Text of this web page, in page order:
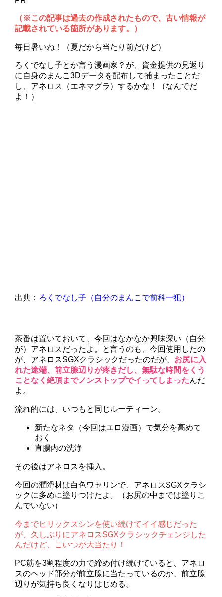
（※この記事は過去の作成されたもので、古い情報が
記載されている箇所があります。）
毎日暑いね！（夏だから当たり前だけど）
ろくでなし子とか言う漫画家？が、資金提供の見返り
に自身のまんこ3Dデータを配布して捕まったことだ
し、アネロス（エネマグラ）するかな！（なんでだ
よ！）
出典： ろくでなし子（自分のまんこで前科一犯）
茶番は置いておいて、今回はなかなか興味深い（自分
が）アネロスだったよ。と言うのも、今回使用したの
が、アネロスSGXクラシックだったのだが、 お尻に入
れた途端、前立腺辺りが疼きだし、無駄な時間をくう
ことなく絶頂までノンストップでイってしまったんだ
よ。
流れ的には、いつもと同じルーティーン。
新たなネタ（今回はエロ漫画）で気分を高めて
おく
直腸内の洗浄
その後はアネロスを挿入。
今回の潤滑材は白色ワセリンで、アネロスSGXクラシ
ックに多めに塗りつけたよ。（お尻の中までは塗りこ
んでいない）
今までヒリックスシンを使い続けてイイ感じだった
が、久しぶりにアネロスSGXクラシックチェンジした
んだけど、こいつが大当たり！
PC筋を3割程度の力で締め付け続けていると、アネロ
スのヘッド部分が前立腺に当たっているのか、前立腺
辺りが気持ち良くなりはじめる。